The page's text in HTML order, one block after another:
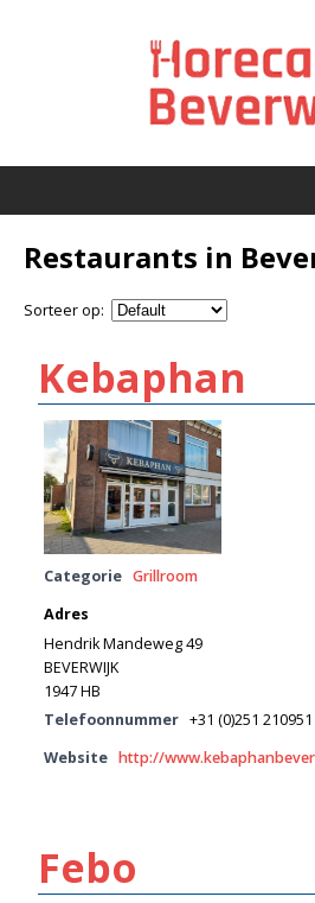
Restaurants in
Sorteer op:
Kebaphan
Categorie Grillroom
Adres
Hendrik Mandeweg 49
BEVERWIJK
1947 HB
Telefoonnummer +31 (0)251 210951
Website http://
Febo